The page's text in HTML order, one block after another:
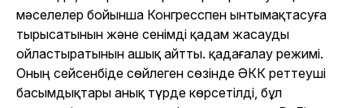
мәселелер бойынша Конгресспен ынтымақтасуға
тырысатынын және сенімді қадам жасауды
ойластыратынын ашық айтты. қадағалау режимі.
Оның сейсенбіде сөйлеген сөзінде ӘКК реттеуші
басымдықтары анық түрде көрсетілді, бұл